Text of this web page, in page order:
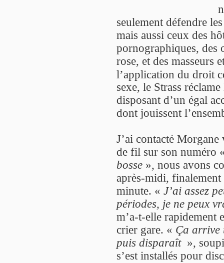
seulement défendre
mais aussi ceux des
pornographiques, des
rose, et des masseurs
l’application du droit
sexe, le Strass
disposant d’un égal
dont jouissent
J’ai contacté
de fil sur son numéro
bosse », nous avons
après-midi, finalement
minute. « J’ai assez
périodes, je ne peux
m’a-t-elle rapidement
crier gare. « Ça arrive
puis disparaît »,
s’est installés pour